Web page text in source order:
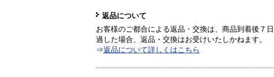
返品について
お客様のご都合による返品・交換は、商品到着後７
過した場合、返品・交換はお受けいたしかねます。
⇒返品について詳しくはこちら